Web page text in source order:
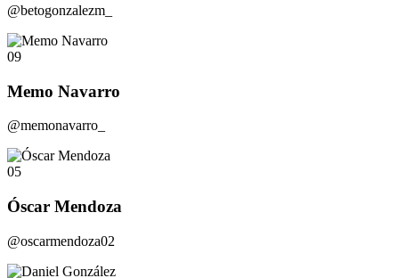
@betogonzalezm_
09
Memo Navarro
@memonavarro_
05
Óscar Mendoza
@oscarmendoza02